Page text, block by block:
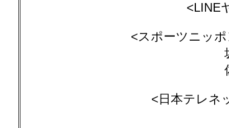
<LINE
<スポーツニッ
<日本テレネ